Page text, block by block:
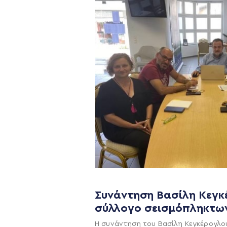
Συνάντηση Βασίλη
σύλλογο
Η συνάντηση του Βασίλη
Η ΠΑΡΆΤΑΞΗ
Όραμα